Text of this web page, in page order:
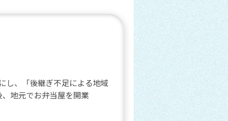
し、「後継ぎ不足による地域
地元でお弁当屋を開業